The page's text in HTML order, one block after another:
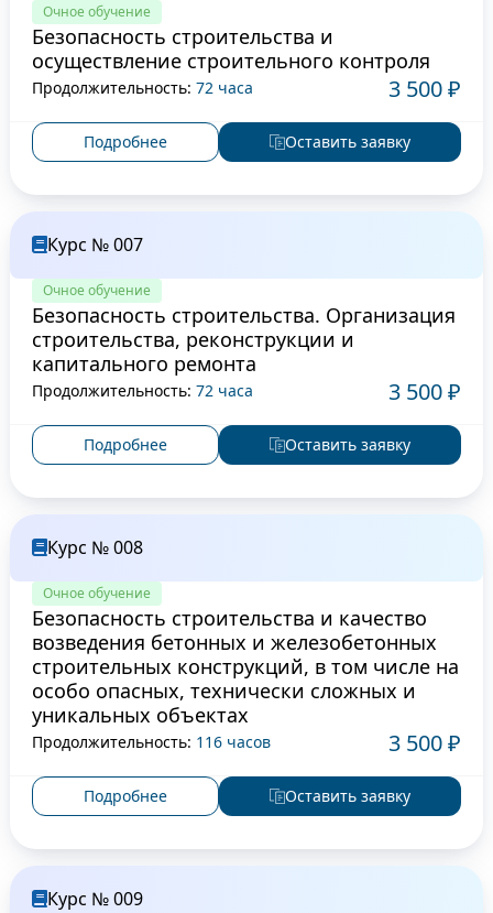
Очное обучение
Безопасность строительства и
осуществление строительного контроля
Продолжительность: 72 часа 3 500 ₽
Подробнее Оставить заявку
Курс № 007
Очное обучение
Безопасность строительства. Организация
строительства, реконструкции и
капитального ремонта
Продолжительность: 72 часа 3 500 ₽
Подробнее Оставить заявку
Курс № 008
Очное обучение
Безопасность строительства и качество
возведения бетонных и железобетонных
строительных конструкций, в том числе на
особо опасных, технически сложных и
уникальных объектах
Продолжительность: 116 часов 3 500 ₽
Подробнее Оставить заявку
Курс № 009